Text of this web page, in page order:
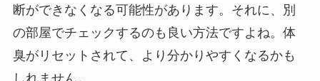
断ができなくなる可能性があります。それに、別
の部屋でチェックするのも良い方法ですよね。体
臭がリセットされて、より分かりやすくなるかも